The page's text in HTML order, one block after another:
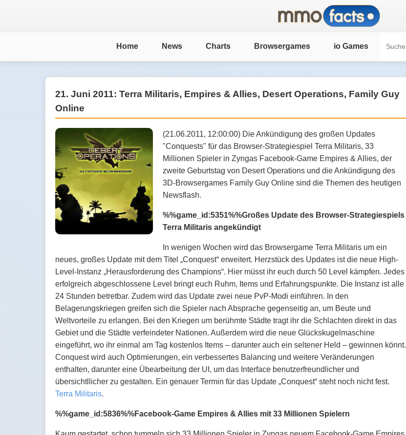
Home News Charts Browsergames io Games
21. Juni 2011: Terra Militaris, Empires & Allies, Desert Operations, Family Guy
Online
(21.06.2011, 12:00:00) Die Ankündigung des großen Updates
"Conquests" für das Browser-Strategiespiel Terra Militaris, 33
Millionen Spieler in Zyngas Facebook-Game Empires & Allies, der
zweite Geburtstag von Desert Operations und die Ankündigung des
3D-Browsergames Family Guy Online sind die Themen des heutigen
Newsflash.
%%game_id:5351%%Großes Update des Browser-Strategiespiels
Terra Militaris angekündigt
In wenigen Wochen wird das Browsergame Terra Militaris um ein
neues, großes Update mit dem Titel „Conquest“ erweitert. Herzstück des Updates ist die neue High-
Level-Instanz „Herausforderung des Champions“. Hier müsst ihr euch durch 50 Level kämpfen. Jedes
erfolgreich abgeschlossene Level bringt euch Ruhm, Items und Erfahrungspunkte. Die Instanz ist alle
24 Stunden betretbar. Zudem wird das Update zwei neue PvP-Modi einführen. In den
Belagerungskriegen greifen sich die Spieler nach Absprache gegenseitig an, um Beute und
Weltvorteile zu erlangen. Bei den Kriegen um berühmte Städte tragt ihr die Schlachten direkt in das
Gebiet und die Städte verfeindeter Nationen. Außerdem wird die neue Glückskugelmaschine
eingeführt, wo ihr einmal am Tag kostenlos Items – darunter auch ein seltener Held – gewinnen könnt.
Conquest wird auch Optimierungen, ein verbessertes Balancing und weitere Veränderungen
enthalten, darunter eine Übearbeitung der UI, um das Interface benutzerfreundlicher und
übersichtllicher zu gestalten. Ein genauer Termin für das Update „Conquest“ steht noch nicht fest.
Terra Militaris.
%%game_id:5836%%Facebook-Game Empires & Allies mit 33 Millionen Spielern